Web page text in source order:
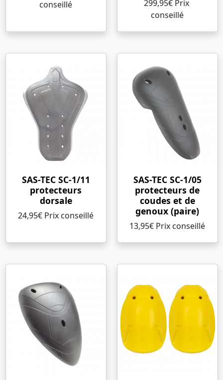
conseillé
299,95€ Prix ​​
conseillé
SAS-TEC SC-1/11
protecteurs
dorsale
24,95€ Prix ​​conseillé
SAS-TEC SC-1/05
protecteurs de
coudes et de
genoux (paire)
13,95€ Prix ​​conseillé